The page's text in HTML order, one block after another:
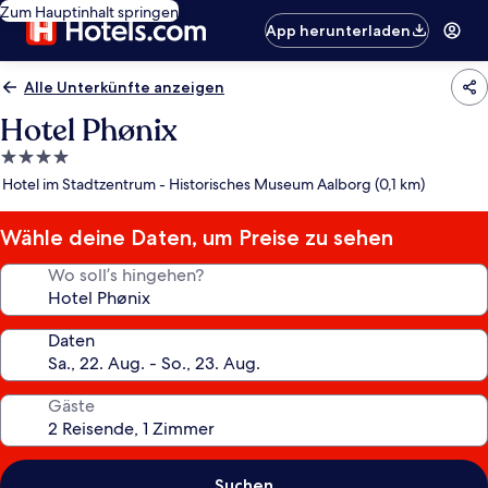
Zum Hauptinhalt springen
App herunterladen
Alle Unterkünfte anzeigen
Hotel Phønix
4.0-
Sterne-
Hotel im Stadtzentrum - Historisches Museum Aalborg (0,1 km)
Wähle deine Daten, um Preise zu sehen
Wo soll’s hingehen?
Daten
Gäste